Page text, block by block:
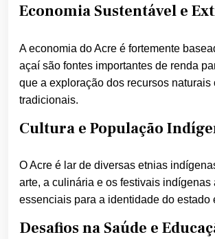
Economia Sustentável e
A economia do Acre é fortemente
açaí são fontes importantes de renda
que a exploração dos recursos
tradicionais.
Cultura e População
O Acre é lar de diversas etnias
arte, a culinária e os festivais
essenciais para a identidade do estado
Desafios na Saúde e